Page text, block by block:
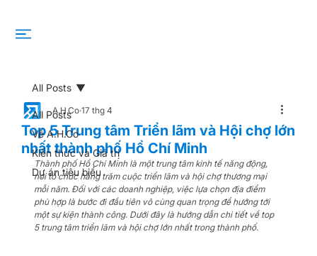
All Posts
Về A.H.Co
Kiến thức và Giá trị
Dự án tiêu biểu
All Posts
Top 5 Trung tâm Triển lãm và Hội chợ lớn
nhất thành phố Hồ Chí Minh
A.H.Co 17 thg 4
Thành phố Hồ Chí Minh là một trung tâm kinh tế năng động,
nơi tổ chức hàng trăm cuộc triển lãm và hội chợ thương mại
mỗi năm. Đối với các doanh nghiệp, việc lựa chọn địa điểm
phù hợp là bước đi đầu tiên vô cùng quan trọng để hướng tới
một sự kiện thành công. Dưới đây là hướng dẫn chi tiết về top
5 trung tâm triển lãm và hội chợ lớn nhất trong thành phố.